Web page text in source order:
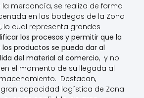
la mercancía, se realiza de forma
en las bodegas de la Zona
lo cual representa grandes
los procesos y permitir que la
productos se pueda dar al
del material al comercio, y no
el momento de su llegada al
Destacan,
capacidad logística de Zona